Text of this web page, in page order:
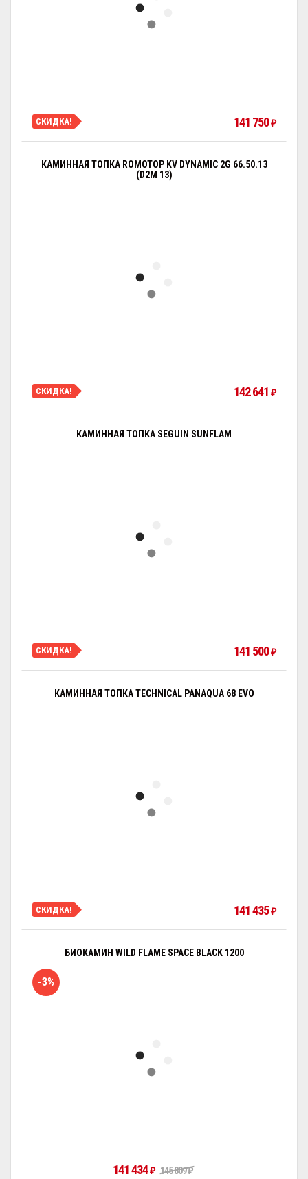
СКИДКА! 141 750₽
КАМИННАЯ ТОПКА ROMOTOP KV DYNAMIC 2G 66.50.13
(D2M 13)
СКИДКА! 142 641 ₽
КАМИННАЯ ТОПКА SEGUIN SUNFLAM
СКИДКА! 141 500₽
КАМИННАЯ ТОПКА TECHNICAL PANAQUA 68 EVO
СКИДКА! 141 435₽
БИОКАМИН WILD FLAME SPACE BLACK 1200
-3%
141 434₽ 145 809₽